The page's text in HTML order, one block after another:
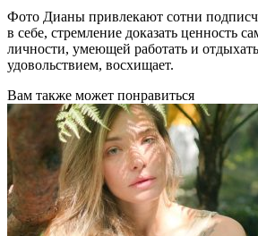
Фото Дианы привлекают сотни
в себе, стремление доказать ценность
личности, умеющей работать и
удовольствием, восхищает.
Вам также может понравиться